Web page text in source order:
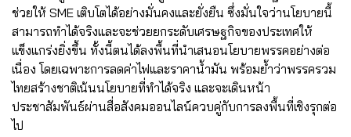
ช่วยให้ SME เติบโตได้อย่างมั่นคงและยั่งยืน ซึ่งมั่นใจว่านโยบายนี้
สามารถทำได้จริงและจะช่วยยกระดับเศรษฐกิจของประเทศให้
แข็งแกร่งยิ่งขึ้น ทั้งนี้ตนได้ลงพื้นที่นำเสนอนโยบายพรรคอย่างต่อ
เนื่อง โดยเฉพาะการลดค่าไฟและราคาน้ำมัน พร้อมย้ำว่าพรรครวม
ไทยสร้างชาติเน้นนโยบายที่ทำได้จริง และจะเดินหน้า
ประชาสัมพันธ์ผ่านสื่อสังคมออนไลน์ควบคู่กับการลงพื้นที่เชิงรุกต่อ
ไป